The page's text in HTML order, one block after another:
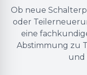
Ob neue
oder
eine
Abstimmung zu
und